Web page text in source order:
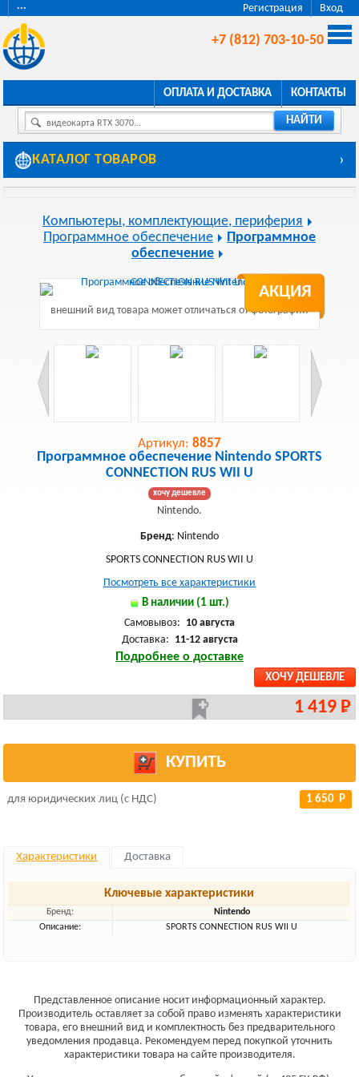
Регистрация Вход
···
+7 (812) 703-10-50
ОПЛАТА И ДОСТАВКА КОНТАКТЫ
видеокарта RTX 3070... НАЙТИ
КАТАЛОГ ТОВАРОВ ›
Компьютеры, комплектующие, периферия
Программное обеспечение
Программное
обеспечение
АКЦИЯ
внешний вид товара может отличаться от фотографии
Артикул: 8857
Программное обеспечение Nintendo SPORTS
CONNECTION RUS WII U
хочу дешевле
Nintendo.
Бренд: Nintendo
SPORTS CONNECTION RUS WII U
Посмотреть все характеристики
В наличии (1 шт.)
Самовывоз: 10 августа
Доставка: 11-12 августа
Подробнее о доставке
ХОЧУ ДЕШЕВЛЕ
1 419 Р
КУПИТЬ
для юридических лиц (с НДС) 1 650 Р
Характеристики Доставка
Ключевые характеристики
Бренд:
Nintendo
Описание:
SPORTS CONNECTION RUS WII U
Представленное описание носит информационный характер.
Производитель оставляет за собой право изменять характеристики
товара, его внешний вид и комплектность без предварительного
уведомления продавца. Рекомендуем перед покупкой уточнить
характеристики товара на сайте производителя.